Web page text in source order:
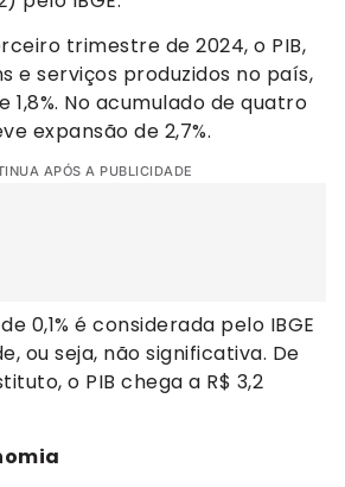
trimestre de 2024, o PIB,
e serviços produzidos no país,
No acumulado de quatro
expansão de 2,7%.
APÓS A PUBLICIDADE
0,1% é considerada pelo IBGE
ou seja, não significativa. De
o PIB chega a R$ 3,2